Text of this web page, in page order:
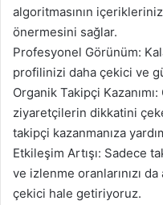
algoritmasının
önermesini sağlar.
Profesyonel Görünüm:
profilinizi daha çekici ve
Organik Takipçi
ziyaretçilerin dikkatini
takipçi kazanmanıza
Etkileşim Artışı: Sadece
ve izlenme oranlarınızı
çekici hale getiriyoruz.